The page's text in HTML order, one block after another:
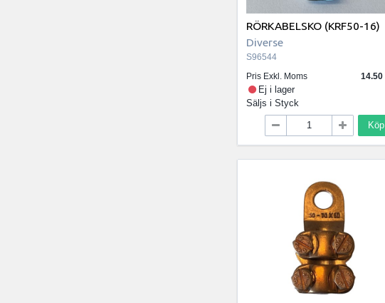
RÖRKABELSKO (KRF50-16)
Diverse
S96544
Pris Exkl. Moms
14.50
Ej i lager
Säljs iStyck
Köp